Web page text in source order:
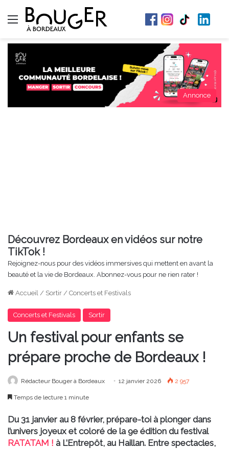
Menu
Annonce
Découvrez Bordeaux en vidéos sur notre
TikTok !
Rejoignez-nous pour des vidéos immersives qui mettent en avant la
beauté et la vie de Bordeaux. Abonnez-vous pour ne rien rater !
Accueil / Sortir / Concerts et Festivals
Concerts et Festivals Sortir
Un festival pour enfants se
prépare proche de Bordeaux !
Rédacteur Bouger à Bordeaux 12 janvier 2026 2 957
Temps de lecture 1 minute
Du 31 janvier au 8 février, prépare-toi à plonger dans
l’univers joyeux et coloré de la 9e édition du festival
RATATAM ! à L’Entrepôt, au Haillan. Entre spectacles,